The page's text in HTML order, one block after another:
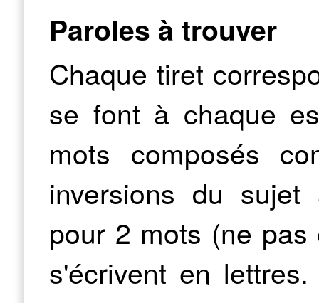
Paroles à trouver
Chaque tiret
se font à chaque
mots composés
inversions du
pour 2 mots (ne
s'écrivent en